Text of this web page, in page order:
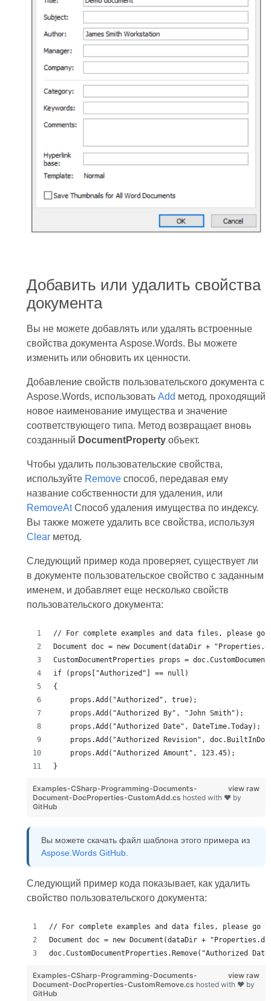
Добавить или удалить свойства
документа
Вы не можете добавлять или удалять встроенные
свойства документа Aspose.Words. Вы можете
изменить или обновить их ценности.
Добавление свойств пользовательского документа с
Aspose.Words, использовать Add метод, проходящий
новое наименование имущества и значение
соответствующего типа. Метод возвращает вновь
созданный DocumentPropertyобъект.
Чтобы удалить пользовательские свойства,
используйте Removeспособ, передавая ему
название собственности для удаления, или
RemoveAtСпособ удаления имущества по индексу.
Вы также можете удалить все свойства, используя
Clearметод.
Следующий пример кода проверяет, существует ли
в документе пользовательское свойство с заданным
именем, и добавляет еще несколько свойств
пользовательского документа:
// For complete examples and data files, please go
Document doc = new Document(dataDir +
CustomDocumentProperties props =
if (props["Authorized"] == null)
{
    props.Add("Authorized", true);
    props.Add("Authorized By", "John Smith");
    props.Add("Authorized Date", DateTime.Today);
props.Add("Authorized Revision",
    props.Add("Authorized Amount", 123.45);
}
view raw
Examples-CSharp-Programming-Documents-
Document-DocProperties-CustomAdd.cs hosted with ❤ by
GitHub
Вы можете скачать файл шаблона этого примера из
Aspose.Words GitHub.
Следующий пример кода показывает, как удалить
свойство пользовательского документа:
// For complete examples and data files, please go
Document doc = new Document(dataDir +
doc.CustomDocumentProperties.Remove("Authorized
view raw
Examples-CSharp-Programming-Documents-
Document-DocProperties-CustomRemove.cs hosted with ❤ by
GitHub